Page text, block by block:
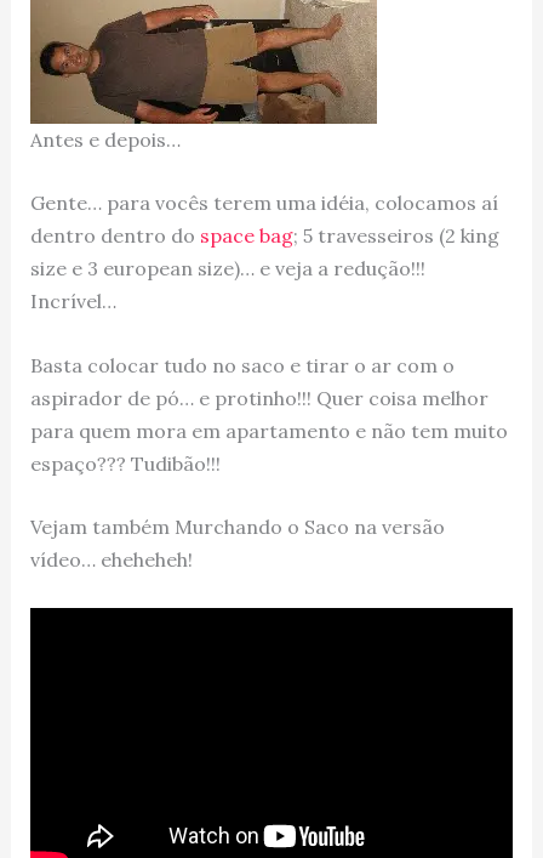
Antes e depois…
Gente… para vocês terem uma idéia, colocamos aí
dentro dentro do space bag; 5 travesseiros (2 king
size e 3 european size)… e veja a redução!!!
Incrível…
Basta colocar tudo no saco e tirar o ar com o
aspirador de pó… e protinho!!! Quer coisa melhor
para quem mora em apartamento e não tem muito
espaço??? Tudibão!!!
Vejam também Murchando o Saco na versão
vídeo… eheheheh!